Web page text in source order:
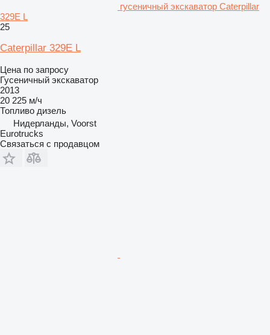
гусеничный экскаватор Caterpillar
329E L
25
Caterpillar 329E L
Цена по запросу
Гусеничный экскаватор
2013
20 225 м/ч
Топливо дизель
Нидерланды, Voorst
Eurotrucks
Связаться с продавцом